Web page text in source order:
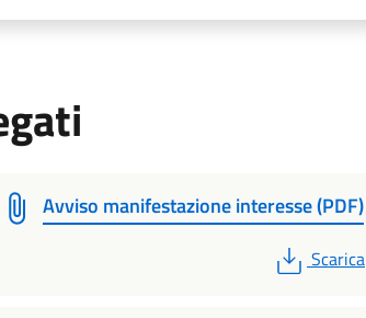
Avviso manifestazione interesse (PDF)
PDF
Scarica